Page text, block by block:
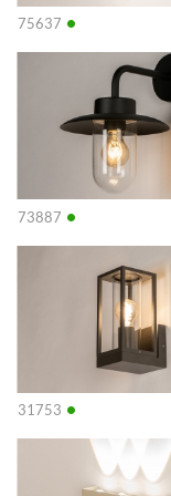
75637 •
73887 •
Info
31753 •
Info
Info